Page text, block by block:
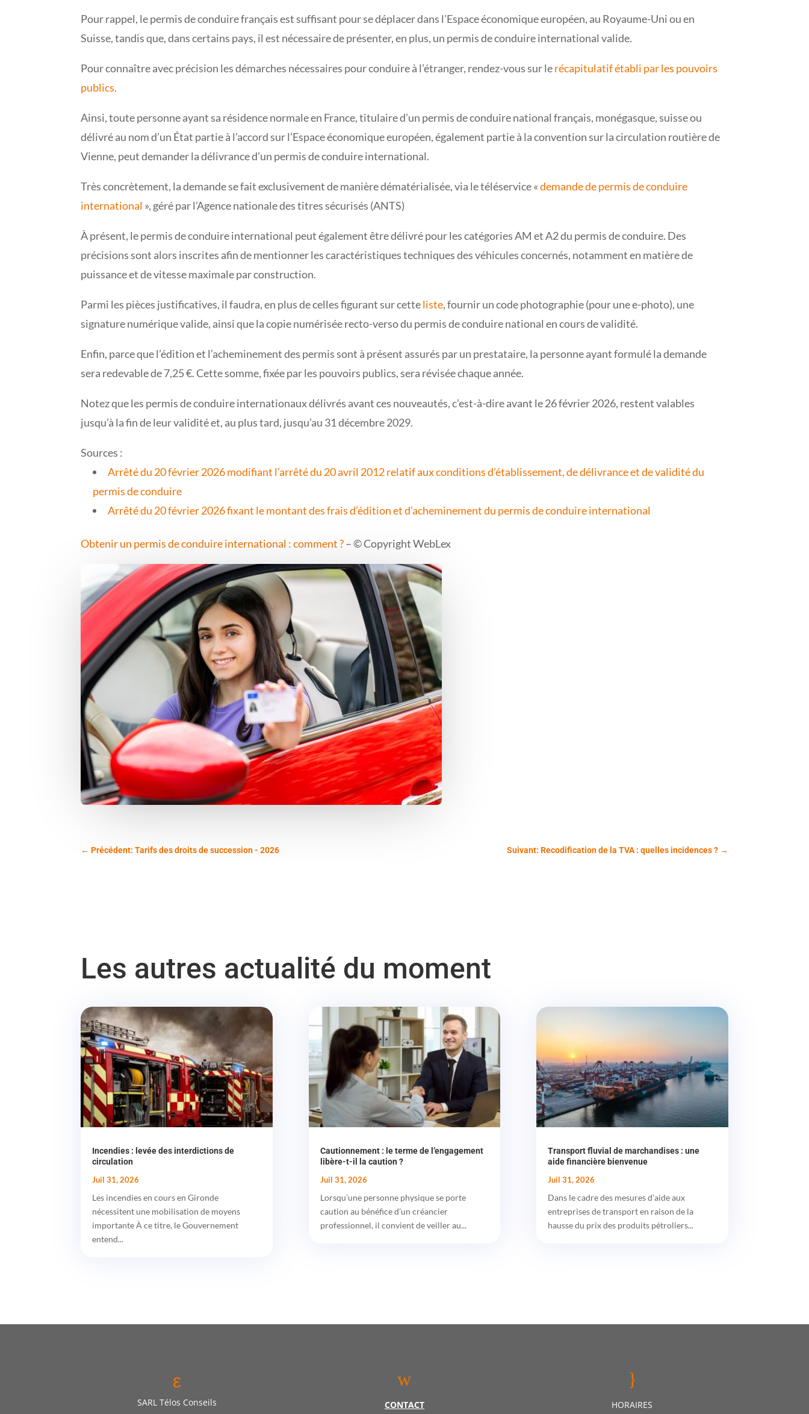
Pour rappel, le permis de conduire français est suffisant pour se déplacer dans l’Espace économique européen, au Royaume-Uni ou en
Suisse, tandis que, dans certains pays, il est nécessaire de présenter, en plus, un permis de conduire international valide.
Pour connaître avec précision les démarches nécessaires pour conduire à l’étranger, rendez-vous sur lerécapitulatif établi par les pouvoirs
publics.
Ainsi, toute personne ayant sa résidence normale en France, titulaire d’un permis de conduire national français, monégasque, suisse ou
délivré au nom d’un État partie à l’accord sur l’Espace économique européen, également partie à la convention sur la circulation routière de
Vienne, peut demander la délivrance d’un permis de conduire international.
Très concrètement, la demande se fait exclusivement de manière dématérialisée, via le téléservice «demande de permis de conduire
international », géré par l’Agence nationale des titres sécurisés (ANTS)
À présent, le permis de conduire international peut également être délivré pour les catégories AM et A2 du permis de conduire. Des
précisions sont alors inscrites afin de mentionner les caractéristiques techniques des véhicules concernés, notamment en matière de
puissance et de vitesse maximale par construction.
Parmi les pièces justificatives, il faudra, en plus de celles figurant sur cetteliste, fournir un code photographie (pour une e-photo), une
signature numérique valide, ainsi que la copie numérisée recto-verso du permis de conduire national en cours de validité.
Enfin, parce que l’édition et l’acheminement des permis sont à présent assurés par un prestataire, la personne ayant formulé la demande
sera redevable de 7,25 €. Cette somme, fixée par les pouvoirs publics, sera révisée chaque année.
Notez que les permis de conduire internationaux délivrés avant ces nouveautés, c’est-à-dire avant le 26 février 2026, restent valables
jusqu’à la fin de leur validité et, au plus tard, jusqu’au 31 décembre 2029.
Sources :
Arrêté du 20 février 2026 modifiant l’arrêté du 20 avril 2012 relatif aux conditions d’établissement, de délivrance et de validité du
permis de conduire
Arrêté du 20 février 2026 fixant le montant des frais d’édition et d’acheminement du permis de conduire international
Obtenir un permis de conduire international : comment ?– © Copyright WebLex
←Précédent: Tarifs des droits de succession - 2026 Suivant: Recodification de la TVA : quelles incidences ?→
Les autres actualité du moment
Incendies : levée des interdictions de
circulation
Juil 31, 2026
Les incendies en cours en Gironde
nécessitent une mobilisation de moyens
importante À ce titre, le Gouvernement
entend...
Cautionnement : le terme de l’engagement
libère-t-il la caution ?
Juil 31, 2026
Lorsqu’une personne physique se porte
caution au bénéfice d’un créancier
professionnel, il convient de veiller au...
Transport fluvial de marchandises : une
aide financière bienvenue
Juil 31, 2026
Dans le cadre des mesures d'aide aux
entreprises de transport en raison de la
hausse du prix des produits pétroliers...
ε
SARL Télos Conseils
w
CONTACT
}
HORAIRES